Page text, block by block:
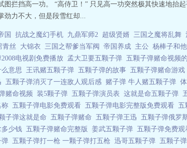
图拦挡高一功。 “高侍卫！” 只见高一功突然极其快速地抬
劲力不大，但是段雪红却...
国 抗战之魔幻手机 九鼎军师2 超级贤婿 三国之魔将乱舞
青丝 大锦衣 三国之帮爹当军阀 帝国养成 主公 杨棒子和
电视剧免费播放 孟大卫要五颗子弹 五颗子弹赌命视频
么意思 王讯赌五颗子弹 五颗子弹的故事 五颗子弹赌命游戏
五颗子弹消灭了一连敌人观后感 赌子弹 牛人赌五颗子弹
赌命视频 装5颗子弹 五颗子弹演员表 这就是命五颗子弹
称 五颗子弹电影免费观看 五颗子弹电影完整版免费观看 五
子弹这就是命 五颗子弹赌命 五颗子弹王迅 五颗子弹俄罗
多少钱 五颗子弹赌命完整版 姜武五颗子弹 五颗子弹免费观
弹 五颗子弹打一枪 一颗子弹打五枪 迅哥五颗子弹 五颗子